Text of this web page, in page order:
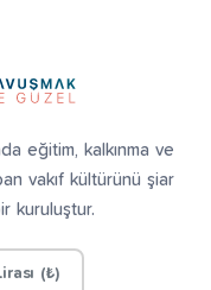
eğitim, kalkınma ve
vakıf kültürünü şiar
kuruluştur.
(₺)